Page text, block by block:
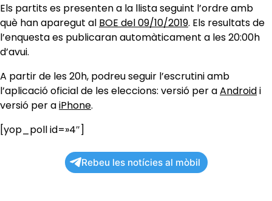
Els partits es presenten a la llista seguint l’ordre amb
què han aparegut al BOE del 09/10/2019. Els resultats de
l’enquesta es publicaran automàticament a les 20:00h
d’avui.
A partir de les 20h, podreu seguir l’escrutini amb
l’aplicació oficial de les eleccions: versió per aAndroidi
versió per aiPhone.
[yop_poll id=»4″]
Rebeu les notícies al mòbil